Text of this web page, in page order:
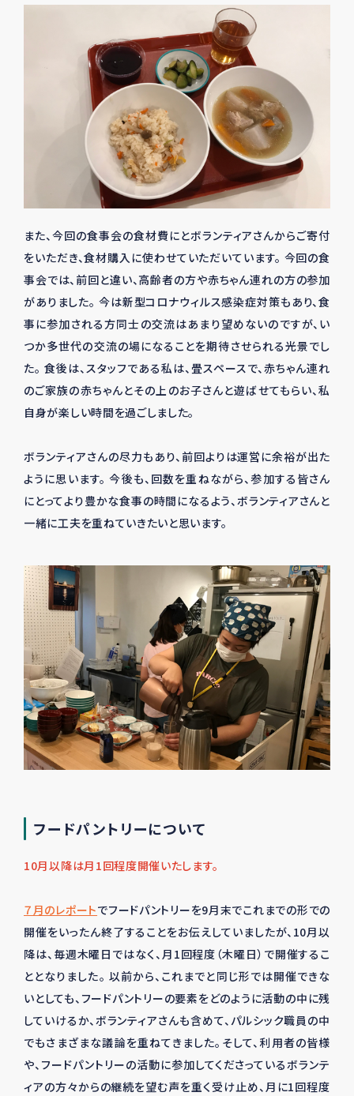
また、今回の食事会の食材費にとボランティアさんからご寄付
をいただき、食材購入に使わせていただいています。 今回の食
事会では、前回と違い、高齢者の方や赤ちゃん連れの方の参加
がありました。 今は新型コロナウィルス感染症対策もあり、食
事に参加される方同士の交流はあまり望めないのですが、い
つか多世代の交流の場になることを期待させられる光景でし
た。 食後は、スタッフである私は、畳スペースで、赤ちゃん連れ
のご家族の赤ちゃんとその上のお子さんと遊ばせてもらい、私
自身が楽しい時間を過ごしました。
ボランティアさんの尽力もあり、前回よりは運営に余裕が出た
ように思います。 今後も、回数を重ねながら、参加する皆さん
にとってより豊かな食事の時間になるよう、ボランティアさんと
一緒に工夫を重ねていきたいと思います。
フードパントリーについて
10月以降は月1回程度開催いたします。
７月のレポートでフードパントリーを9月末でこれまでの形での
開催をいったん終了することをお伝えしていましたが、10月以
降は、毎週木曜日ではなく、月1回程度（木曜日）で開催するこ
ととなりました。 以前から、これまでと同じ形では開催できな
いとしても、フードパントリーの要素をどのように活動の中に残
していけるか、ボランティアさんも含めて、パルシック職員の中
でもさまざまな議論を重ねてきました。そして、利用者の皆様
や、フードパントリーの活動に参加してくださっているボランテ
ィアの方々からの継続を望む声を重く受け止め、月に1回程度